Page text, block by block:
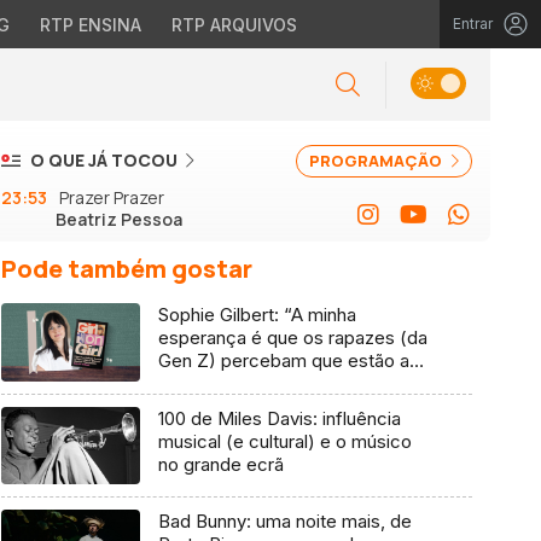
RTP ENSINA RTP ARQUIVOS Entrar
PROGRAMAÇÃO
O QUE JÁ TOCOU
23:53 Prazer Prazer
Beatriz Pessoa
Pode também gostar
Sophie Gilbert: “A minha
esperança é que os rapazes (da
Gen Z) percebam que estão a
100 de Miles Davis: influência
musical (e cultural) e o músico
no grande ecrã
Bad Bunny: uma noite mais, de